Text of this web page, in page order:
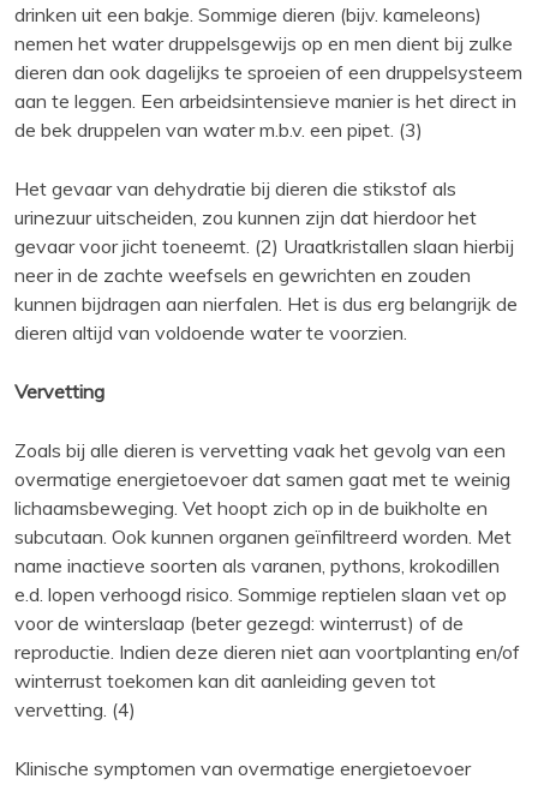
drinken uit een bakje. Sommige dieren (bijv. kameleons)
nemen het water druppelsgewijs op en men dient bij zulke
dieren dan ook dagelijks te sproeien of een druppelsysteem
aan te leggen. Een arbeidsintensieve manier is het direct in
de bek druppelen van water m.b.v. een pipet. (3)
Het gevaar van dehydratie bij dieren die stikstof als
urinezuur uitscheiden, zou kunnen zijn dat hierdoor het
gevaar voor jicht toeneemt. (2) Uraatkristallen slaan hierbij
neer in de zachte weefsels en gewrichten en zouden
kunnen bijdragen aan nierfalen. Het is dus erg belangrijk de
dieren altijd van voldoende water te voorzien.
Vervetting
Zoals bij alle dieren is vervetting vaak het gevolg van een
overmatige energietoevoer dat samen gaat met te weinig
lichaamsbeweging. Vet hoopt zich op in de buikholte en
subcutaan. Ook kunnen organen geïnfiltreerd worden. Met
name inactieve soorten als varanen, pythons, krokodillen
e.d. lopen verhoogd risico. Sommige reptielen slaan vet op
voor de winterslaap (beter gezegd: winterrust) of de
reproductie. Indien deze dieren niet aan voortplanting en/of
winterrust toekomen kan dit aanleiding geven tot
vervetting. (4)
Klinische symptomen van overmatige energietoevoer